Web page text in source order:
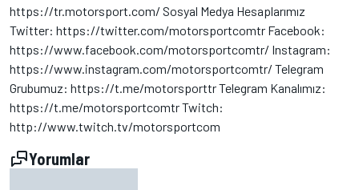
https://tr.motorsport.com/ Sosyal Medya Hesaplarımız
Twitter: https://twitter.com/motorsportcomtr Facebook:
https://www.facebook.com/motorsportcomtr/ Instagram:
https://www.instagram.com/motorsportcomtr/ Telegram
Grubumuz: https://t.me/motorsporttr Telegram Kanalımız:
https://t.me/motorsportcomtr Twitch:
http://www.twitch.tv/motorsportcom
Yorumlar